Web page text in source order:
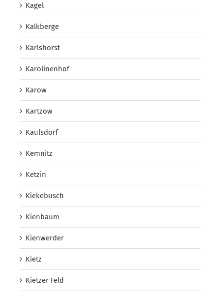
Kagel
Kalkberge
Karlshorst
Karolinenhof
Karow
Kartzow
Kaulsdorf
Kemnitz
Ketzin
Kiekebusch
Kienbaum
Kienwerder
Kietz
Kietzer Feld